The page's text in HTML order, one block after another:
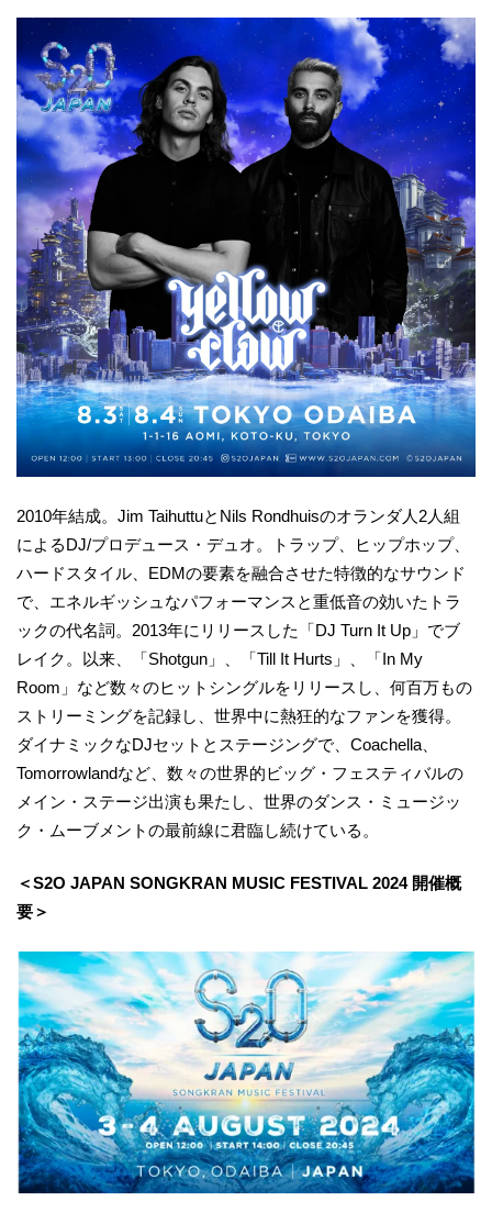
2010年結成。Jim TaihuttuとNils Rondhuisのオランダ人2人組
によるDJ/プロデュース・デュオ。トラップ、ヒップホップ、
ハードスタイル、EDMの要素を融合させた特徴的なサウンド
で、エネルギッシュなパフォーマンスと重低音の効いたトラ
ックの代名詞。2013年にリリースした「DJ Turn It Up」でブ
レイク。以来、「Shotgun」、「Till It Hurts」、「In My
Room」など数々のヒットシングルをリリースし、何百万もの
ストリーミングを記録し、世界中に熱狂的なファンを獲得。
ダイナミックなDJセットとステージングで、Coachella、
Tomorrowlandなど、数々の世界的ビッグ・フェスティバルの
メイン・ステージ出演も果たし、世界のダンス・ミュージッ
ク・ムーブメントの最前線に君臨し続けている。
＜S2O JAPAN SONGKRAN MUSIC FESTIVAL 2024 開催概
要＞